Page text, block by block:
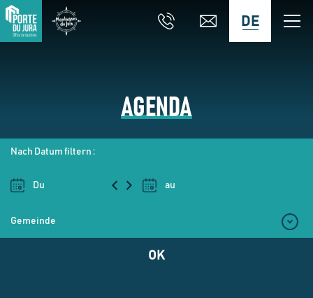
DE
AGENDA
Nach Datum filtern :
OK